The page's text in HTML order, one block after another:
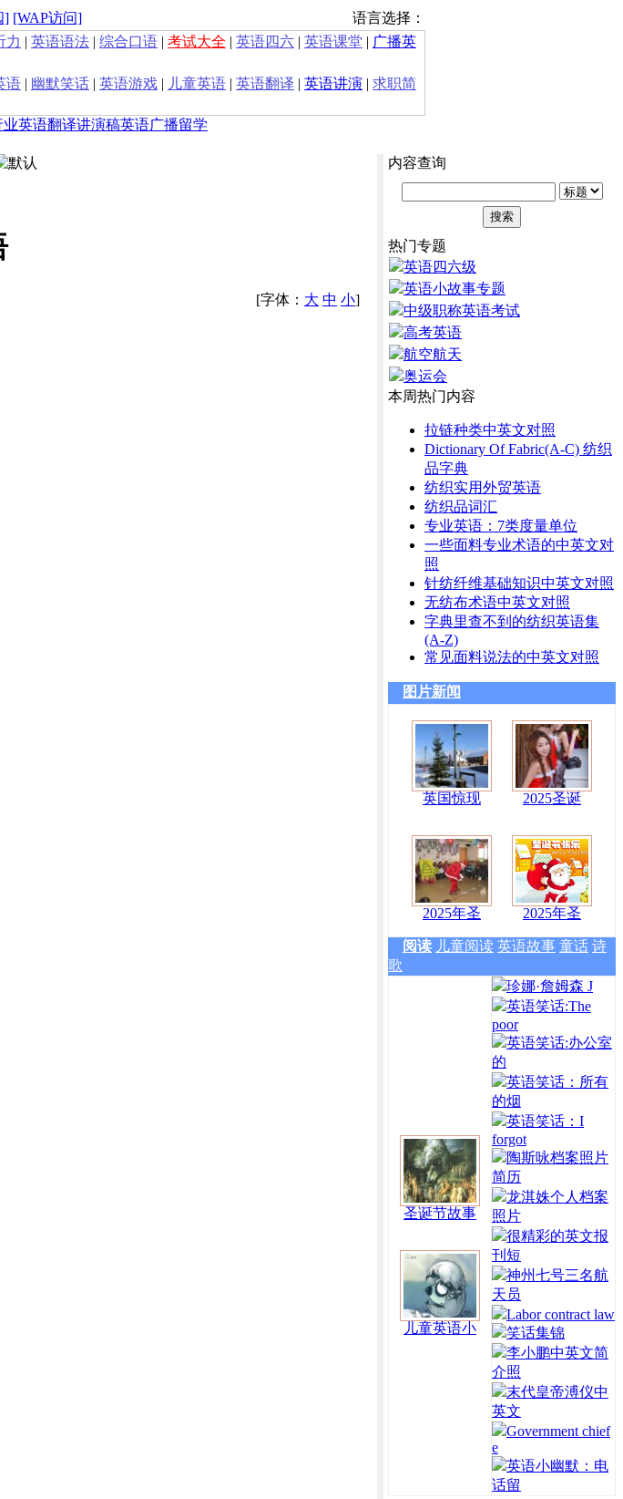
] [WAP访问]
语言选择：
力 | 英语语法 | 综合口语 | 考试大全 | 英语四六 | 英语课堂 | 广播英
语 | 幽默笑话 | 英语游戏 | 儿童英语 | 英语翻译 | 英语讲演 | 求职简
业英语翻译讲演稿英语广播留学
[字体： 大 中 小]
内容查询
热门专题
英语四六级
英语小故事专题
中级职称英语考试
高考英语
航空航天
奥运会
本周热门内容
拉链种类中英文对照
Dictionary Of Fabric(A-C) 纺织
品字典
纺织实用外贸英语
纺织品词汇
专业英语：7类度量单位
一些面料专业术语的中英文对
照
针纺纤维基础知识中英文对照
无纺布术语中英文对照
字典里查不到的纺织英语集
(A-Z)
常见面料说法的中英文对照
图片新闻
英国惊现 2025圣诞
2025年圣 2025年圣
阅读 儿童阅读 英语故事 童话 诗
歌
圣诞节故事
儿童英语小
珍娜·詹姆森 J
英语笑话:The
poor
英语笑话:办公室
的
英语笑话：所有
的烟
英语笑话：I
forgot
陶斯咏档案照片
简历
龙淇姝个人档案
照片
很精彩的英文报
刊短
神州七号三名航
天员
Labor contract law
笑话集锦
李小鹏中英文简
介照
末代皇帝溥仪中
英文
Government chief
e
英语小幽默：电
话留